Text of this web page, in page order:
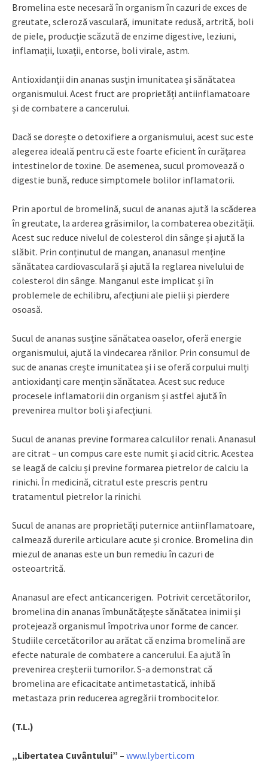
Bromelina este necesară în organism în cazuri de exces de
greutate, scleroză vasculară, imunitate redusă, artrită, boli
de piele, producție scăzută de enzime digestive, leziuni,
inflamații, luxații, entorse, boli virale, astm.
Antioxidanții din ananas susțin imunitatea și sănătatea
organismului. Acest fruct are proprietăți antiinflamatoare
și de combatere a cancerului.
Dacă se dorește o detoxifiere a organismului, acest suc este
alegerea ideală pentru că este foarte eficient în curățarea
intestinelor de toxine. De asemenea, sucul promovează o
digestie bună, reduce simptomele bolilor inflamatorii.
Prin aportul de bromelină, sucul de ananas ajută la scăderea
în greutate, la arderea grăsimilor, la combaterea obezității.
Acest suc reduce nivelul de colesterol din sânge și ajută la
slăbit. Prin conținutul de mangan, ananasul menține
sănătatea cardiovasculară și ajută la reglarea nivelului de
colesterol din sânge. Manganul este implicat și în
problemele de echilibru, afecțiuni ale pielii și pierdere
osoasă.
Sucul de ananas susține sănătatea oaselor, oferă energie
organismului, ajută la vindecarea rănilor. Prin consumul de
suc de ananas crește imunitatea și i se oferă corpului mulți
antioxidanți care mențin sănătatea. Acest suc reduce
procesele inflamatorii din organism și astfel ajută în
prevenirea multor boli și afecțiuni.
Sucul de ananas previne formarea calculilor renali. Ananasul
are citrat – un compus care este numit și acid citric. Acestea
se leagă de calciu și previne formarea pietrelor de calciu la
rinichi. În medicină, citratul este prescris pentru
tratamentul pietrelor la rinichi.
Sucul de ananas are proprietăți puternice antiinflamatoare,
calmează durerile articulare acute și cronice. Bromelina din
miezul de ananas este un bun remediu în cazuri de
osteoartrită.
Ananasul are efect anticancerigen. Potrivit cercetătorilor,
bromelina din ananas îmbunătățește sănătatea inimii și
protejează organismul împotriva unor forme de cancer.
Studiile cercetătorilor au arătat că enzima bromelină are
efecte naturale de combatere a cancerului. Ea ajută în
prevenirea creșterii tumorilor. S-a demonstrat că
bromelina are eficacitate antimetastatică, inhibă
metastaza prin reducerea agregării trombocitelor.
(T.L.)
„Libertatea Cuvântului” – www.lyberti.com